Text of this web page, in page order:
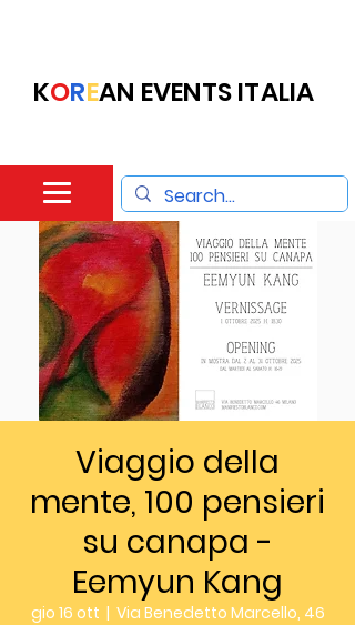
KOREAN EVENTS ITALIA
Viaggio della
mente, 100 pensieri
su canapa -
Eemyun Kang
gio 16 ott
  |
Via Benedetto Marcello, 46